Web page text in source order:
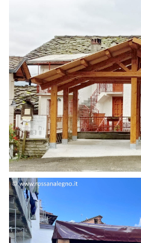
STRUTTURA DUE FALDE